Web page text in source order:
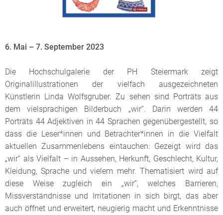
6. Mai – 7. September 2023
Die Hochschulgalerie der PH Steiermark zeigt
Originalillustrationen der vielfach ausgezeichneten
Künstlerin Linda Wolfsgruber. Zu sehen sind Porträts aus
dem vielsprachigen Bilderbuch „wir“. Darin werden 44
Porträts 44 Adjektiven in 44 Sprachen gegenübergestellt, so
dass die Leser*innen und Betrachter*innen in die Vielfalt
aktuellen Zusammenlebens eintauchen: Gezeigt wird das
„wir“ als Vielfalt – in Aussehen, Herkunft, Geschlecht, Kultur,
Kleidung, Sprache und vielem mehr. Thematisiert wird auf
diese Weise zugleich ein „wir“, welches Barrieren,
Missverständnisse und Irritationen in sich birgt, das aber
auch öffnet und erweitert, neugierig macht und Erkenntnisse